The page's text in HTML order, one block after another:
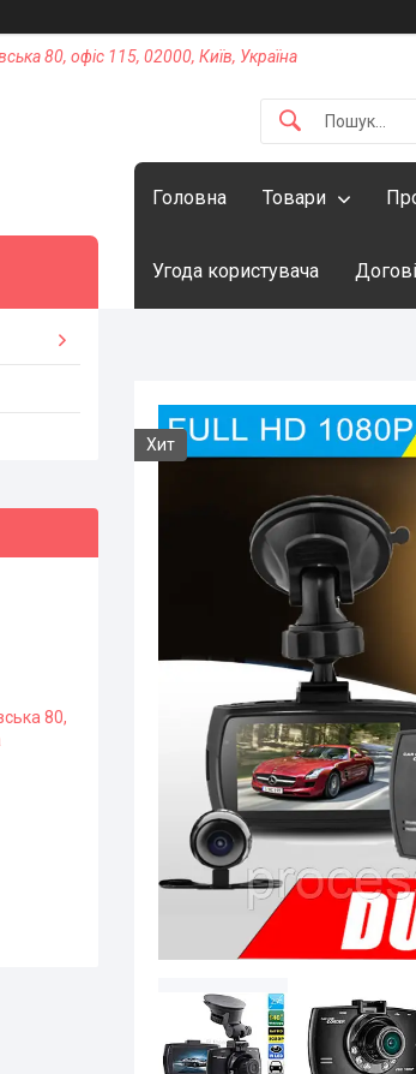
80, офіс 115, 02000, Київ, Україна
Головна Товари
Угода користувача
Хит
80,